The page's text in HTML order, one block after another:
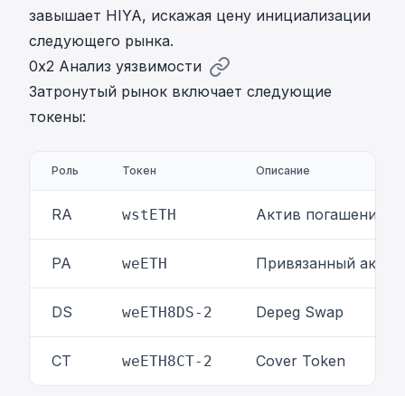
m
_
T
r
_
T
завышает HIYA, искажая цену инициализации
следующего рынка.
0x2 Анализ уязвимости
Затронутый рынок включает следующие
токены:
Роль Токен Описание
RA wstETH Актив погашения
PA weETH Привязанный актив
DS weETH8DS-2 Depeg Swap
CT weETH8CT-2 Cover Token